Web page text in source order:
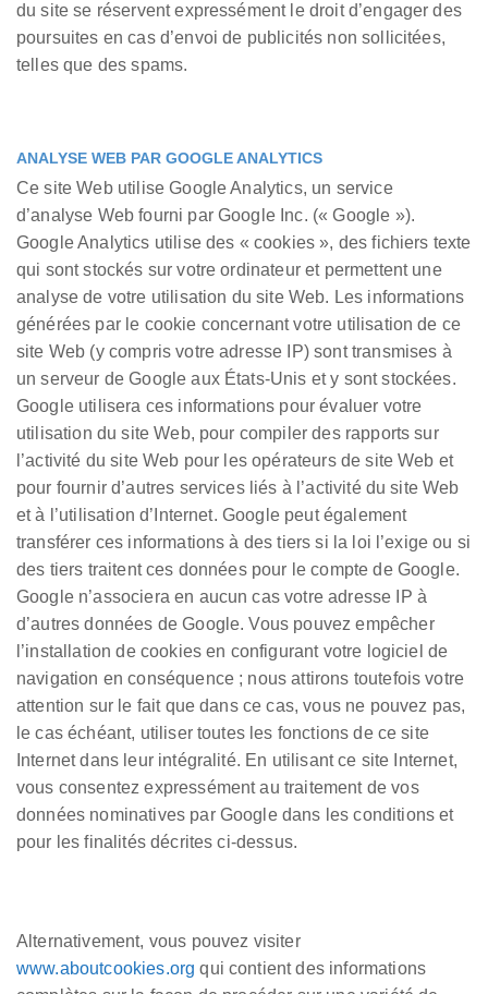
du site se réservent expressément le droit d’engager des
poursuites en cas d’envoi de publicités non sollicitées,
telles que des spams.
ANALYSE WEB PAR GOOGLE ANALYTICS
Ce site Web utilise Google Analytics, un service
d’analyse Web fourni par Google Inc. (« Google »).
Google Analytics utilise des « cookies », des fichiers texte
qui sont stockés sur votre ordinateur et permettent une
analyse de votre utilisation du site Web. Les informations
générées par le cookie concernant votre utilisation de ce
site Web (y compris votre adresse IP) sont transmises à
un serveur de Google aux États-Unis et y sont stockées.
Google utilisera ces informations pour évaluer votre
utilisation du site Web, pour compiler des rapports sur
l’activité du site Web pour les opérateurs de site Web et
pour fournir d’autres services liés à l’activité du site Web
et à l’utilisation d’Internet. Google peut également
transférer ces informations à des tiers si la loi l’exige ou si
des tiers traitent ces données pour le compte de Google.
Google n’associera en aucun cas votre adresse IP à
d’autres données de Google. Vous pouvez empêcher
l’installation de cookies en configurant votre logiciel de
navigation en conséquence ; nous attirons toutefois votre
attention sur le fait que dans ce cas, vous ne pouvez pas,
le cas échéant, utiliser toutes les fonctions de ce site
Internet dans leur intégralité. En utilisant ce site Internet,
vous consentez expressément au traitement de vos
données nominatives par Google dans les conditions et
pour les finalités décrites ci-dessus.
Alternativement, vous pouvez visiter
www.aboutcookies.org qui contient des informations